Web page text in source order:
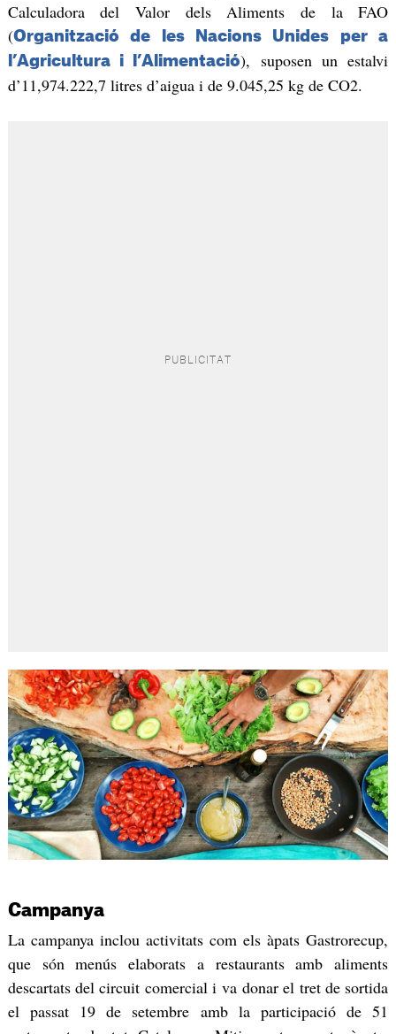
Calculadora del Valor dels Aliments de la FAO
(Organització de les Nacions Unides per a
l’Agricultura i l’Alimentació), suposen un estalvi
d’11,974.222,7 litres d’aigua i de 9.045,25 kg de CO2.
Campanya
La campanya inclou activitats com els àpats Gastrorecup,
que són menús elaborats a restaurants amb aliments
descartats del circuit comercial i va donar el tret de sortida
el passat 19 de setembre amb la participació de 51